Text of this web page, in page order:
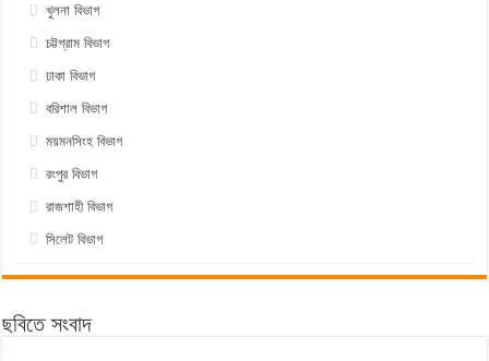
খুলনা বিভাগ
চট্টগ্রাম বিভাগ
ঢাকা বিভাগ
বরিশাল বিভাগ
ময়মনসিংহ বিভাগ
রংপুর বিভাগ
রাজশাহী বিভাগ
সিলেট বিভাগ
ছবিতে সংবাদ